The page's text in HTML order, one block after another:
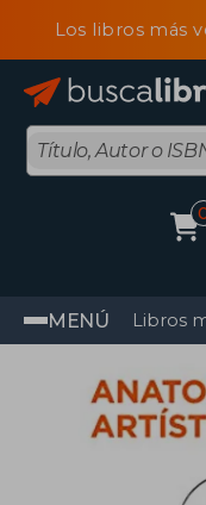
Los libros más
MENÚ Libros